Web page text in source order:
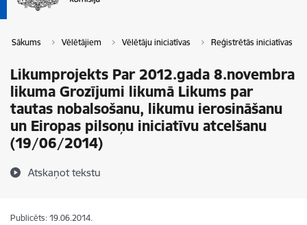
Sākums Vēlētājiem Vēlētāju iniciatīvas Reģistrētās iniciatīvas
Likumprojekts Par 2012.gada 8.novembra
likuma Grozījumi likumā Likums par
tautas nobalsošanu, likumu ierosināšanu
un Eiropas pilsoņu iniciatīvu atcelšanu
(19/06/2014)
Atskaņot tekstu
Publicēts: 19.06.2014.